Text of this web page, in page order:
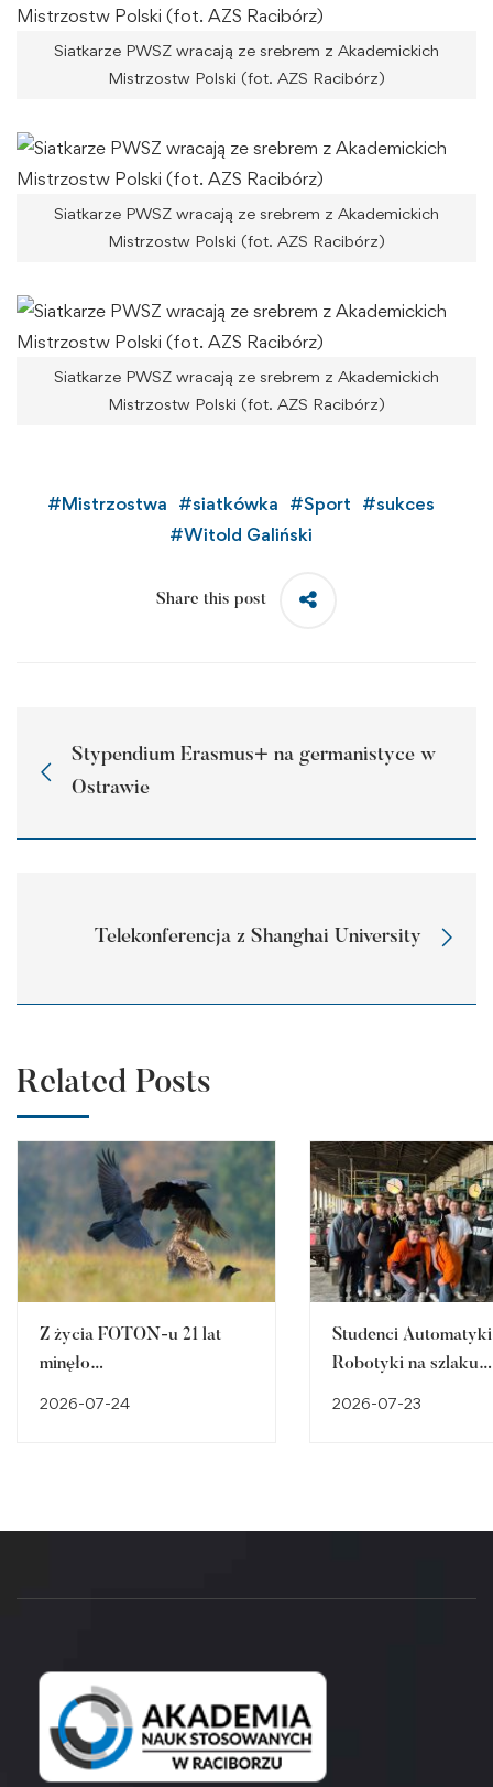
Siatkarze PWSZ wracają ze srebrem z Akademickich
Mistrzostw Polski (fot. AZS Racibórz)
Siatkarze PWSZ wracają ze srebrem z Akademickich
Mistrzostw Polski (fot. AZS Racibórz)
Siatkarze PWSZ wracają ze srebrem z Akademickich
Mistrzostw Polski (fot. AZS Racibórz)
#Mistrzostwa #siatkówka #Sport #sukces
#Witold Galiński
Share this post
Stypendium Erasmus+ na germanistyce w
Ostrawie
Telekonferencja z Shanghai University
Related Posts
Z życia FOTON-u 21 lat
minęło…
2026-07-24
Studenci
Robotyki na szlaku
2026-07-23